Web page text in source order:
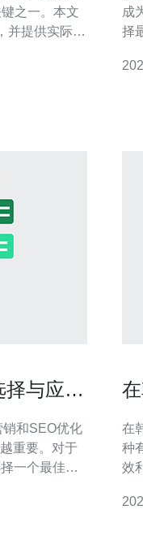
之一。本文
并提供实际操
的一系列固
成
择
追
与应用
和SEO优化
重要。对于
一个最佳的
提供了最便
在
种
效
引